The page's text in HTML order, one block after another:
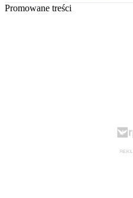
Promowane treści